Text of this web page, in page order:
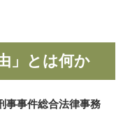
」とは何か
事事件総合法律事務